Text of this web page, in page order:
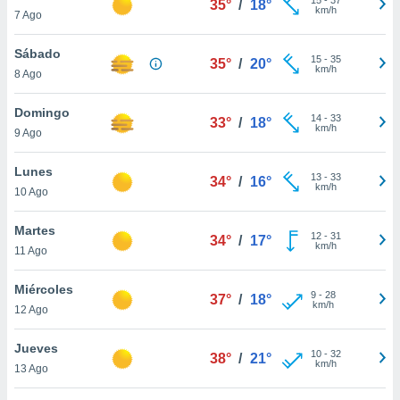
más
nuestra
y
de
disponible
cookies
aceptar
7 Ago
35° / 18°
km/h
Sábado
8 Ago
35° / 20° 15- 35
km/h
Domingo
9 Ago
33° / 18° 14- 33
km/h
Lunes
10 Ago
34° / 16° 13- 33
km/h
Martes
11 Ago
34° / 17° 12- 31
km/h
Miércoles
12 Ago
37° / 18° 9- 28
km/h
Jueves
13 Ago
38° / 21° 10- 32
km/h